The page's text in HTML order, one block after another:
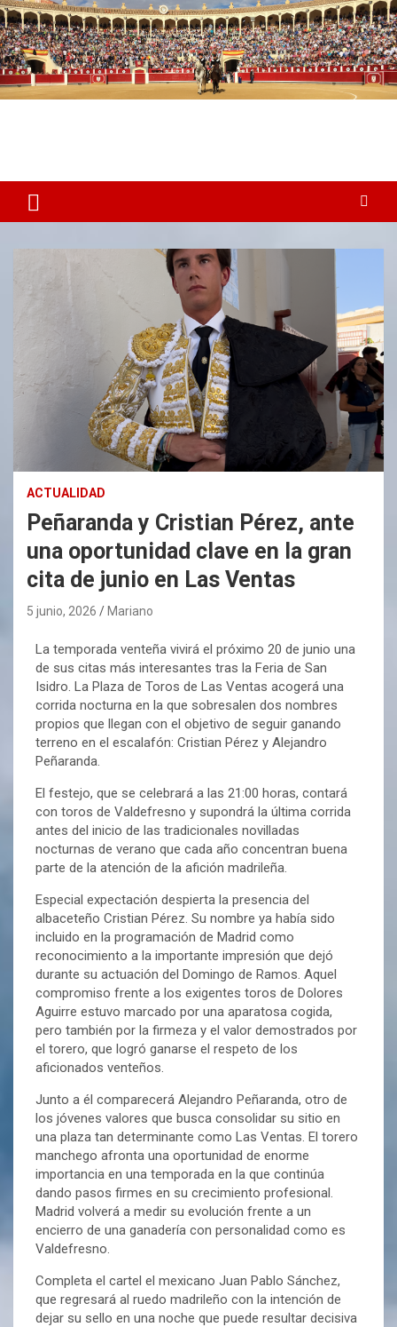
ACTUALIDAD
Peñaranda y Cristian Pérez, ante
una oportunidad clave en la gran
cita de junio en Las Ventas
5 junio, 2026 Mariano
La temporada venteña vivirá el próximo 20 de junio una
de sus citas más interesantes tras la Feria de San
Isidro. La Plaza de Toros de Las Ventas acogerá una
corrida nocturna en la que sobresalen dos nombres
propios que llegan con el objetivo de seguir ganando
terreno en el escalafón: Cristian Pérez y Alejandro
Peñaranda.
El festejo, que se celebrará a las 21:00 horas, contará
con toros de Valdefresno y supondrá la última corrida
antes del inicio de las tradicionales novilladas
nocturnas de verano que cada año concentran buena
parte de la atención de la afición madrileña.
Especial expectación despierta la presencia del
albaceteño Cristian Pérez. Su nombre ya había sido
incluido en la programación de Madrid como
reconocimiento a la importante impresión que dejó
durante su actuación del Domingo de Ramos. Aquel
compromiso frente a los exigentes toros de Dolores
Aguirre estuvo marcado por una aparatosa cogida,
pero también por la firmeza y el valor demostrados por
el torero, que logró ganarse el respeto de los
aficionados venteños.
Junto a él comparecerá Alejandro Peñaranda, otro de
los jóvenes valores que busca consolidar su sitio en
una plaza tan determinante como Las Ventas. El torero
manchego afronta una oportunidad de enorme
importancia en una temporada en la que continúa
dando pasos firmes en su crecimiento profesional.
Madrid volverá a medir su evolución frente a un
encierro de una ganadería con personalidad como es
Valdefresno.
Completa el cartel el mexicano Juan Pablo Sánchez,
que regresará al ruedo madrileño con la intención de
dejar su sello en una noche que puede resultar decisiva